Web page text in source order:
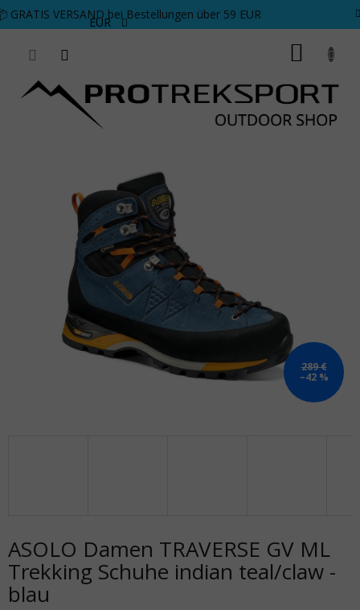
Zum Inhalt springen
GRATIS VERSAND bei Bestellungen über 59 EUR
EUR
289 €
–42 %
ASOLO Damen TRAVERSE GV ML
Trekking Schuhe indian teal/claw -
blau